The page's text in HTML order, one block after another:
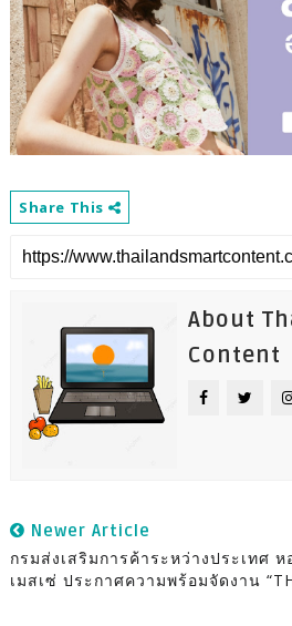
Share This
About
Content
Newer Article
กรมส่งเสริมการค้าระหว่างประเทศ
เมสเซ่ ประกาศความพร้อมจัดงาน